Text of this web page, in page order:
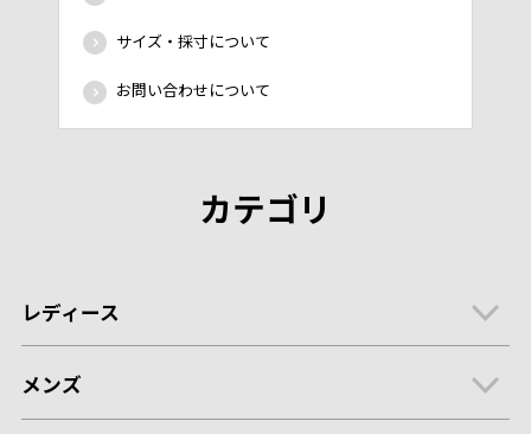
サイズ・採寸について
お問い合わせについて
カテゴリ
レディース
メンズ